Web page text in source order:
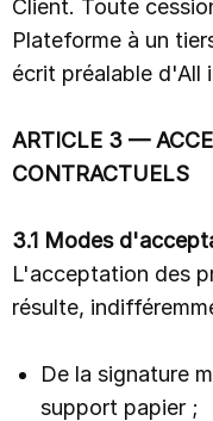
Client. Toute
Plateforme à un
écrit préalable d'All
ARTICLE 3 —
CONTRACTUELS
3.1 Modes
L'acceptation des
résulte,
De la signature
support papier ;